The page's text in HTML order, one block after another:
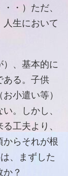
・）ただ、
人生において
、基本的に
ある。子供
小遣い等）
。しかし、
工夫より、
からそれが根
、まずした
？